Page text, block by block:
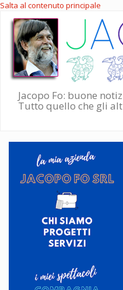
Salta al contenuto principale
Jacopo Fo: buone
Tutto quello che gli